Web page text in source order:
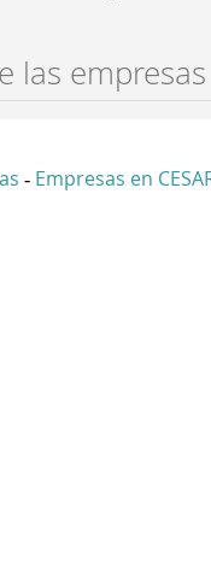
- Empresas en